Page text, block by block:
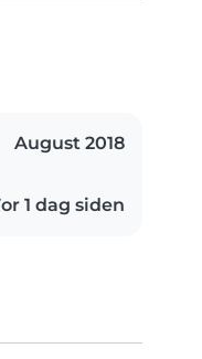
August 2018
1 dag siden